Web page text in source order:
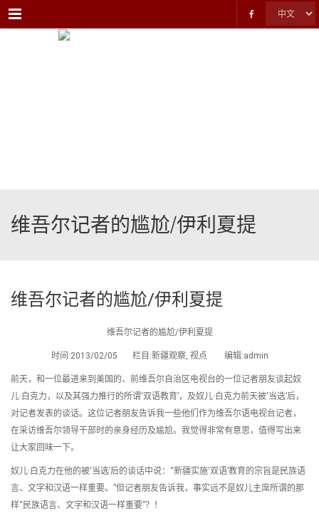
Menu
维吾尔记者的尴尬/伊利夏提
维吾尔记者的尴尬/伊利夏提
维吾尔记者的尴尬/伊利夏提
时间:2013/02/05 栏目:新疆观察, 视点 编辑:admin
前天，和一位最进来到美国的、前维吾尔自治区电视台的一位记者朋友谈起奴
儿·白克力，以及其强力推行的所谓‘双语教育’，及奴儿·白克力前天被‘当选’后，
对记者发表的谈话。这位记者朋友告诉我一些他们作为维吾尔语电视台记者，
在采访维吾尔领导干部时的亲身经历及尴尬。我觉得非常有意思，值得写出来
让大家回味一下。
奴儿·白克力在他的被‘当选’后的谈话中说：“新疆实施‘双语’教育的宗旨是民族语
言、文字和汉语一样重要。”但记者朋友告诉我，事实远不是奴儿主席所谓的那
样“民族语言、文字和汉语一样重要”？！